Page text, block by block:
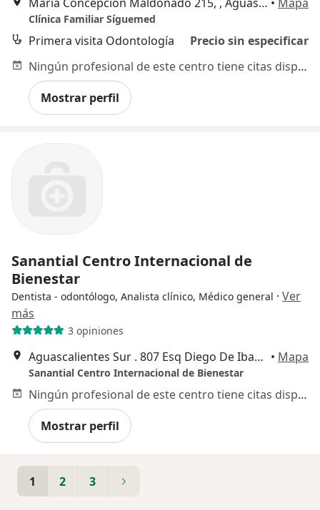
Clínica Familiar Síguemed
Primera visita Odontología
Precio sin especificar
Ningún profesional de este centro tiene citas disponibles
Mostrar perfil
Sanantial Centro Internacional de
Bienestar
Dentista - odontólogo, Analista clínico, Médico general · Ver
más
3 opiniones
Aguascalientes Sur . 807 Esq Diego De Ibarra (frente al Hotel Quinta Real), Aguascalientes • Mapa
Sanantial Centro Internacional de Bienestar
Ningún profesional de este centro tiene citas disponibles
Mostrar perfil
1 2 3